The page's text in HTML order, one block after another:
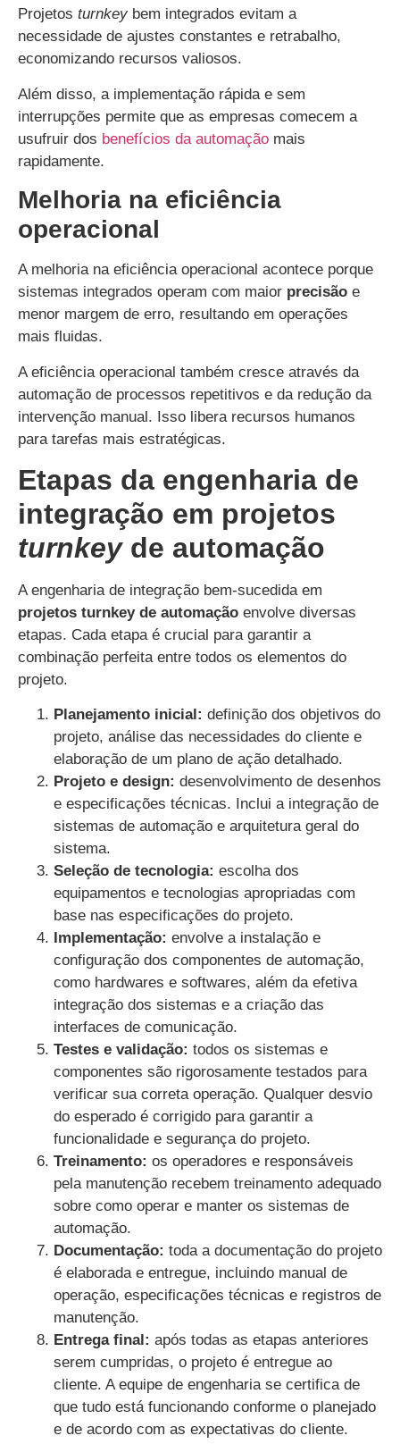
Projetos turnkey bem integrados evitam a
necessidade de ajustes constantes e retrabalho,
economizando recursos valiosos.
Além disso, a implementação rápida e sem
interrupções permite que as empresas comecem a
usufruir dos benefícios da automação mais
rapidamente.
Melhoria na eficiência
operacional
A melhoria na eficiência operacional acontece porque
sistemas integrados operam com maior precisão e
menor margem de erro, resultando em operações
mais fluidas.
A eficiência operacional também cresce através da
automação de processos repetitivos e da redução da
intervenção manual. Isso libera recursos humanos
para tarefas mais estratégicas.
Etapas da engenharia de
integração em projetos
turnkeyde automação
A engenharia de integração bem-sucedida em
projetos turnkey de automação envolve diversas
etapas. Cada etapa é crucial para garantir a
combinação perfeita entre todos os elementos do
projeto.
Planejamento inicial: definição dos objetivos do
projeto, análise das necessidades do cliente e
elaboração de um plano de ação detalhado.
Projeto e design: desenvolvimento de desenhos
e especificações técnicas. Inclui a integração de
sistemas de automação e arquitetura geral do
sistema.
Seleção de tecnologia: escolha dos
equipamentos e tecnologias apropriadas com
base nas especificações do projeto.
Implementação: envolve a instalação e
configuração dos componentes de automação,
como hardwares e softwares, além da efetiva
integração dos sistemas e a criação das
interfaces de comunicação.
Testes e validação: todos os sistemas e
componentes são rigorosamente testados para
verificar sua correta operação. Qualquer desvio
do esperado é corrigido para garantir a
funcionalidade e segurança do projeto.
Treinamento: os operadores e responsáveis
pela manutenção recebem treinamento adequado
sobre como operar e manter os sistemas de
automação.
Documentação: toda a documentação do projeto
é elaborada e entregue, incluindo manual de
operação, especificações técnicas e registros de
manutenção.
Entrega final: após todas as etapas anteriores
serem cumpridas, o projeto é entregue ao
cliente. A equipe de engenharia se certifica de
que tudo está funcionando conforme o planejado
e de acordo com as expectativas do cliente.